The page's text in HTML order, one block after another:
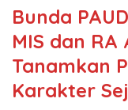
Bunda
MIS dan
Tanamkan
Karakter